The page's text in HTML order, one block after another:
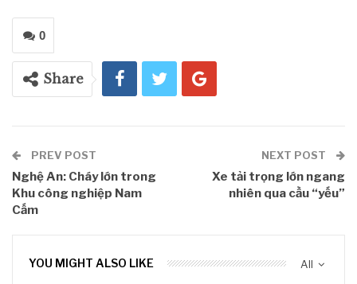
0
Share
PREV POST
Nghệ An: Cháy lớn trong
Khu công nghiệp Nam
Cấm
NEXT POST
Xe tải trọng lớn ngang
nhiên qua cầu “yếu”
All
YOU MIGHT ALSO LIKE